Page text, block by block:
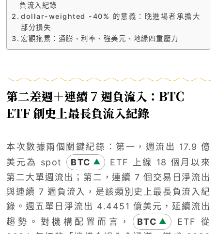
負流入紀錄
dollar-weighted -40% 的意義：晚進場者承擔大
部分損失
宏觀拖累：通膨、利率、強美元、地緣四重壓力
第二差週＋連續 7 週負流入：BTC
ETF 創史上最長負流入紀錄
本次數據兩個關鍵紀錄：第一，週流出 17.9 億
美元為 spot
BTC ▲
ETF 上線 18 個月以來
第二大單週流出；第二，連續 7 個交易日淨流出
與連續 7 週負流入，是該類別史上最長負流入紀
錄。週五單日淨流出 4.4451 億美元，延續流出
趨勢。對機構配置而言，
BTC ▲
ETF 從